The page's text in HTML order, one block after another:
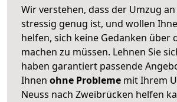
Wir verstehen, dass der Umzug
stressig genug ist, und wollen
helfen, sich keine Gedanken über
machen zu müssen. Lehnen Sie
haben garantiert passende
Ihnen ohne Probleme mit Ihrem
Neuss nach Zweibrücken helfen